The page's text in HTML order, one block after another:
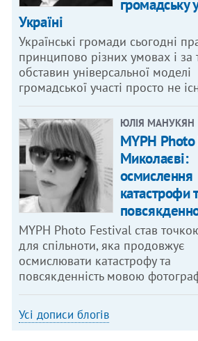
громадську
Україні
Українські громади сьогодні
принципово різних умовах і за
обставин універсальної моделі
громадської участі просто не
ЮЛІЯ МАНУКЯН
MYPH
Миколаєві:
осмислення
катастрофи
MYPH Photo Festival став
для спільноти, яка продовжує
осмислювати катастрофу та
повсякденність мовою
Усі дописи блогів